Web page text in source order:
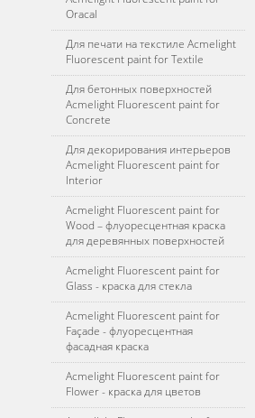
Oracal
Для печати на текстиле Acmelight
Fluorescent paint for Textile
Для бетонных поверхностей
Acmelight Fluorescent paint for
Concrete
Для декорирования интерьеров
Acmelight Fluorescent paint for
Interior
Acmelight Fluorescent paint for
Wood – флуоресцентная краска
для деревянных поверхностей
Acmelight Fluorescent paint for
Glass - краска для стекла
Acmelight Fluorescent paint for
Façade - флуоресцентная
фасадная краска
Acmelight Fluorescent paint for
Flower - краска для цветов